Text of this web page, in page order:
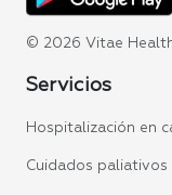
© 2026 Vitae
Servicios
Hospitalización en
Cuidados paliativos